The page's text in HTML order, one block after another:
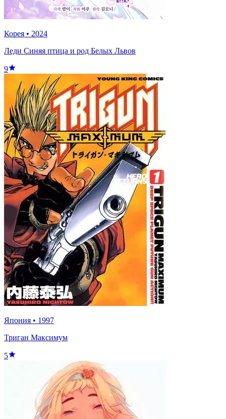
Корея • 2024
Леди Синяя птица и род Белых Львов
9
Япония • 1997
Триган Максимум
5